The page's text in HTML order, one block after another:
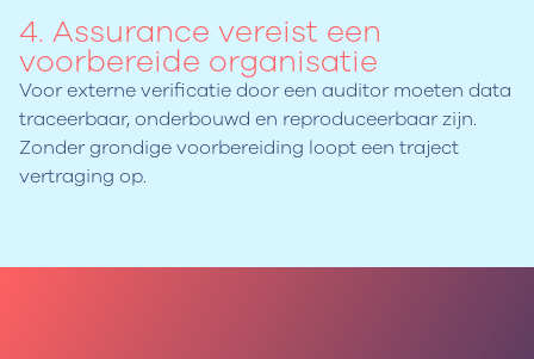
4. Assurance vereist een
voorbereide organisatie
Voor externe verificatie door een auditor moeten data
traceerbaar, onderbouwd en reproduceerbaar zijn.
Zonder grondige voorbereiding loopt een traject
vertraging op.